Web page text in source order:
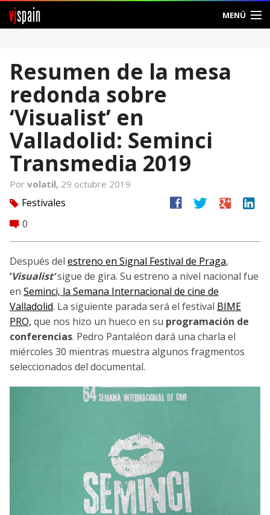
vjspain MENÚ
Foros
Noticias
Vjspain
Ayuda
Contacto
Entrar
Crear Cuenta
Resumen de la mesa
redonda sobre
‘Visualist’ en
Valladolid: Seminci
Transmedia 2019
Por volatil, 29 octubre 2019
tag Festivales
comment 0
facebook twitter google linkedin
Después del estreno en Signal Festival de Praga,
‘Visualist’sigue de gira. Su estreno a nivel nacional fue
en Seminci, la Semana Internacional de cine de
Valladolid. La siguiente parada será el festival BIME
PRO, que nos hizo un hueco en su programación de
conferencias. Pedro Pantaléon dará una charla el
miércoles 30 mientras muestra algunos fragmentos
seleccionados del documental.